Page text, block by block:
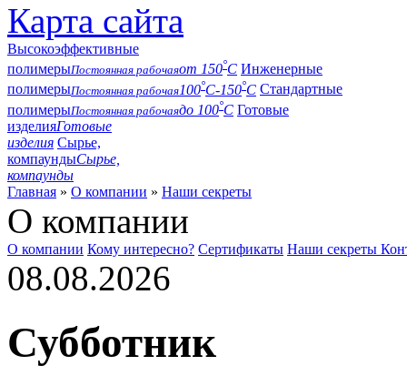
Карта сайта
Высокоэффективные
полимерыПостоянная рабочаяот 150°С Инженерные
полимерыПостоянная рабочая100°С-150°С Стандартные
полимерыПостоянная рабочаядо 100°С Готовые
изделияГотовые
изделия Сырье,
компаундыСырье,
компаунды
Главная » О компании » Наши секреты
О компании
О компании Кому интересно? Сертификаты Наши секреты
08.08.2026
Субботник